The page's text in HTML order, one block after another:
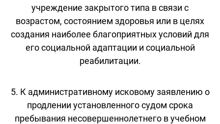
учреждение закрытого типа в связи с
возрастом, состоянием здоровья или в целях
создания наиболее благоприятных условий для
его социальной адаптации и социальной
реабилитации.
5. К административному исковому заявлению о
продлении установленного судом срока
пребывания несовершеннолетнего в учебном